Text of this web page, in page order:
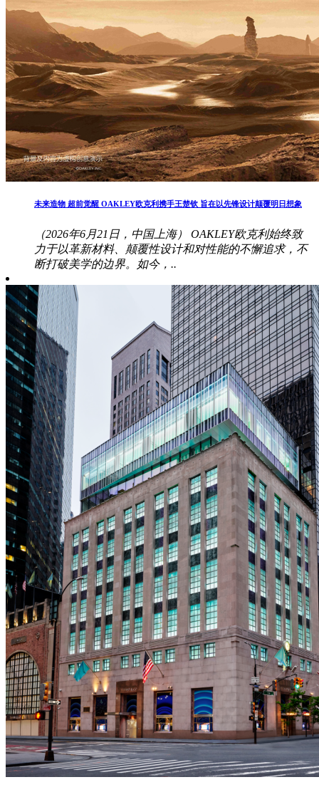
未来造物 超前觉醒 OAKLEY欧克利携手王楚钦 旨在以先锋设计颠覆明日想象
（2026年6月21日，中国上海） OAKLEY欧克利始终致
力于以革新材料、颠覆性设计和对性能的不懈追求，不
断打破美学的边界。如今，..